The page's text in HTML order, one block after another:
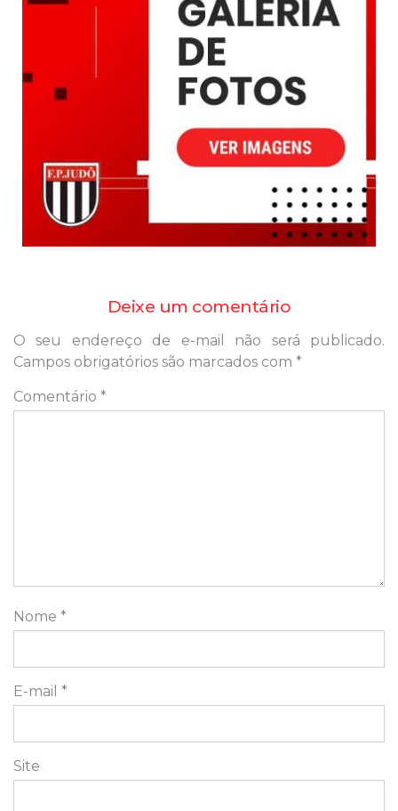
Deixe um comentário
O seu endereço de e-mail não será publicado.
Campos obrigatórios são marcados com *
Comentário *
Nome *
E-mail *
Site